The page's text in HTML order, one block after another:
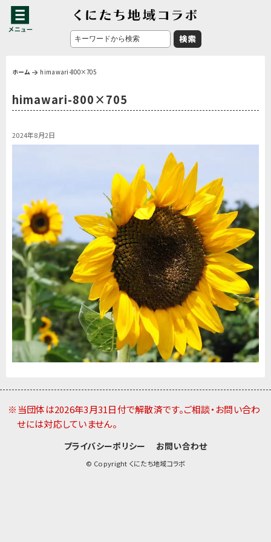
ホーム himawari-800×705
himawari-800×705
2024年8月2日
※当団体は2026年3月31日付で解散済です。ご相談・お問い合わ
せには対応していません。
プライバシーポリシー お問い合わせ
© Copyright くにたち地域コラボ